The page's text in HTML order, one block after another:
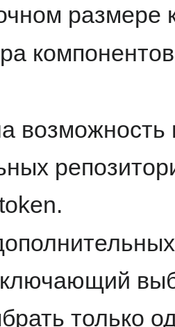
размере
возможность
только